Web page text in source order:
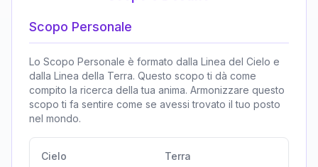
Scopo Personale
Lo Scopo Personale è formato dalla Linea del Cielo e
dalla Linea della Terra. Questo scopo ti dà come
compito la ricerca della tua anima. Armonizzare questo
scopo ti fa sentire come se avessi trovato il tuo posto
nel mondo.
Cielo Terra